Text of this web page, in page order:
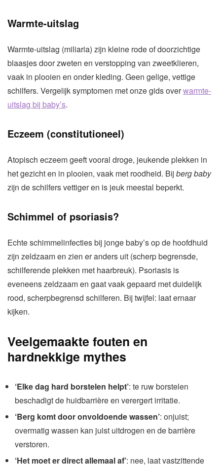
Warmte-uitslag
Warmte-uitslag (miliaria) zijn kleine rode of doorzichtige
blaasjes door zweten en verstopping van zweetklieren,
vaak in plooien en onder kleding. Geen gelige, vettige
schilfers. Vergelijk symptomen met onze gids overwarmte-
uitslag bij baby’s.
Eczeem (constitutioneel)
Atopisch eczeem geeft vooral droge, jeukende plekken in
het gezicht en in plooien, vaak met roodheid. Bijberg baby
zijn de schilfers vettiger en is jeuk meestal beperkt.
Schimmel of psoriasis?
Echte schimmelinfecties bij jonge baby’s op de hoofdhuid
zijn zeldzaam en zien er anders uit (scherp begrensde,
schilferende plekken met haarbreuk). Psoriasis is
eveneens zeldzaam en gaat vaak gepaard met duidelijk
rood, scherpbegrensd schilferen. Bij twijfel: laat ernaar
kijken.
Veelgemaakte fouten en
hardnekkige mythes
‘Elke dag hard borstelen helpt’: te ruw borstelen
beschadigt de huidbarrière en verergert irritatie.
‘Berg komt door onvoldoende wassen’: onjuist;
overmatig wassen kan juist uitdrogen en de barrière
verstoren.
‘Het moet er direct allemaal af’: nee, laat vastzittende